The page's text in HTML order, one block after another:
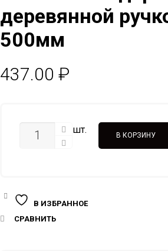
деревянной
500мм
437.00 ₽
КОЛИЧЕСТВО шт. В КОРЗИНУ
В ИЗБРАННОЕ
СРАВНИТЬ